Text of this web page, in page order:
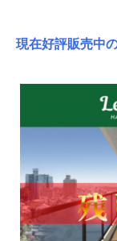
現在好評販売中